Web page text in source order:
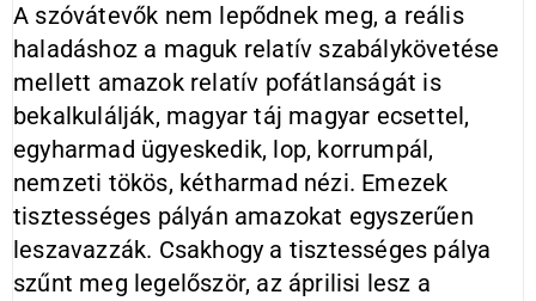
A szóvátevők nem lepődnek meg, a reális
haladáshoz a maguk relatív szabálykövetése
mellett amazok relatív pofátlanságát is
bekalkulálják, magyar táj magyar ecsettel,
egyharmad ügyeskedik, lop, korrumpál,
nemzeti tökös, kétharmad nézi. Emezek
tisztességes pályán amazokat egyszerűen
leszavazzák. Csakhogy a tisztességes pálya
szűnt meg legelőször, az áprilisi lesz a